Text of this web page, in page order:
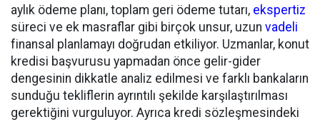
aylık ödeme planı, toplam geri ödeme tutarı, ekspertiz
süreci ve ek masraflar gibi birçok unsur, uzun vadeli
finansal planlamayı doğrudan etkiliyor. Uzmanlar, konut
kredisi başvurusu yapmadan önce gelir-gider
dengesinin dikkatle analiz edilmesi ve farklı bankaların
sunduğu tekliflerin ayrıntılı şekilde karşılaştırılması
gerektiğini vurguluyor. Ayrıca kredi sözleşmesindeki